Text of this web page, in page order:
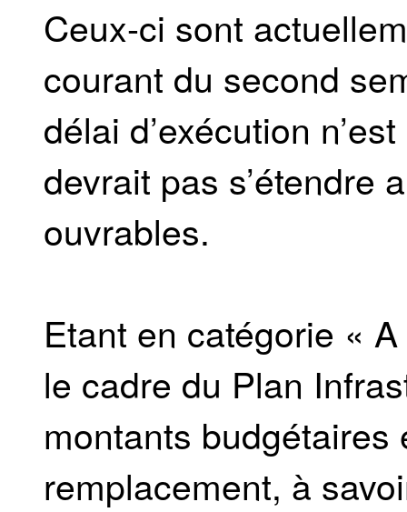
Ceux-ci sont
courant du second
délai d’exécution
devrait pas s’étendre
ouvrables.
Etant en catégorie «
le cadre du Plan
montants
remplacement, à